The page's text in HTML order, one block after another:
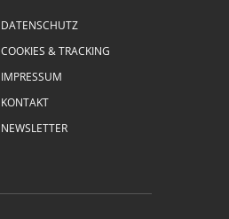
DATENSCHUTZ
COOKIES & TRACKING
IMPRESSUM
KONTAKT
NEWSLETTER